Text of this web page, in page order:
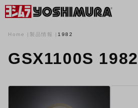
Home 製品情報 1982
GSX1100S